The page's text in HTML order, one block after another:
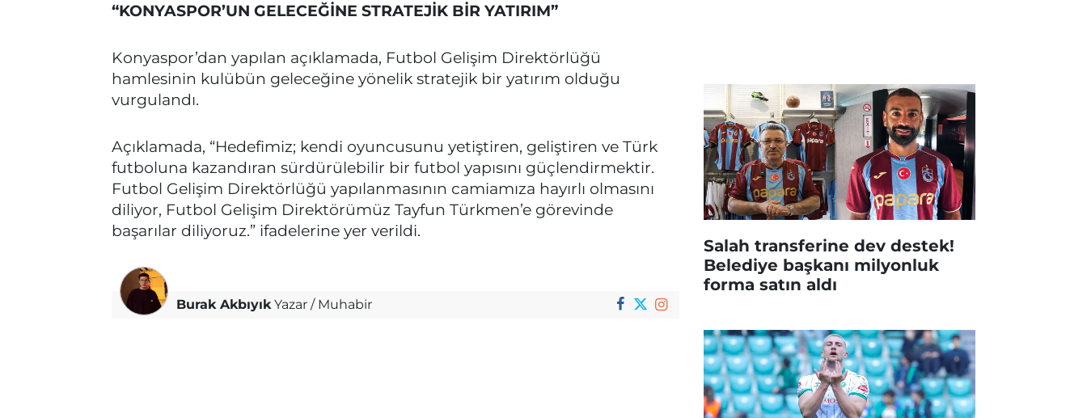
“KONYASPOR’UN GELECEĞİNE STRATEJİK BİR YATIRIM”
Konyaspor’dan yapılan açıklamada, Futbol Gelişim Direktörlüğü
hamlesinin kulübün geleceğine yönelik stratejik bir yatırım olduğu
vurgulandı.
Açıklamada, “Hedefimiz; kendi oyuncusunu yetiştiren, geliştiren ve Türk
futboluna kazandıran sürdürülebilir bir futbol yapısını güçlendirmektir.
Futbol Gelişim Direktörlüğü yapılanmasının camiamıza hayırlı olmasını
diliyor, Futbol Gelişim Direktörümüz Tayfun Türkmen’e görevinde
başarılar diliyoruz.” ifadelerine yer verildi.
Burak AkbıyıkYazar / Muhabir
Salah transferine dev destek!
Belediye başkanı milyonluk
forma satın aldı